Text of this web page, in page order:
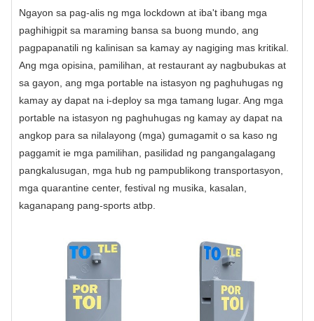
Ngayon sa pag-alis ng mga lockdown at iba't ibang mga
paghihigpit sa maraming bansa sa buong mundo, ang
pagpapanatili ng kalinisan sa kamay ay nagiging mas kritikal.
Ang mga opisina, pamilihan, at restaurant ay nagbubukas at
sa gayon, ang mga portable na istasyon ng paghuhugas ng
kamay ay dapat na i-deploy sa mga tamang lugar. Ang mga
portable na istasyon ng paghuhugas ng kamay ay dapat na
angkop para sa nilalayong (mga) gumagamit o sa kaso ng
paggamit ie mga pamilihan, pasilidad ng pangangalagang
pangkalusugan, mga hub ng pampublikong transportasyon,
mga quarantine center, festival ng musika, kasalan,
kaganapang pang-sports atbp.